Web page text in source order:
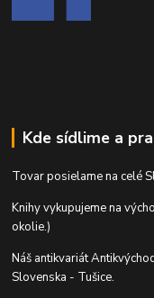
Kde sídlime a
Tovar posielame na celé
Knihy vykupujeme na
okolie.)
Náš antikvariát
Slovenska - Tušice.